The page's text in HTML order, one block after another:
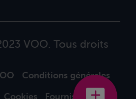
VOO. Tous droits
Conditions générales
Cookies Fournisseurs